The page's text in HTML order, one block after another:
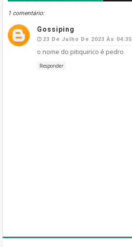
1 comentário:
Gossiping
23 De Julho De 2023 Às 04:35
o nome do pitiquirico é pedro
Responder